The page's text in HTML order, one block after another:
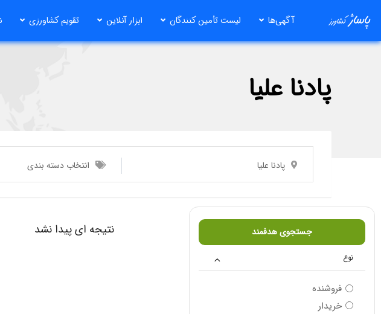
محتوا
آگهی‌ها لیست تأمین کنندگان ابزار آنلاین تقویم کشاورزی
پادنا علیا
پادنا علیا انتخاب دسته بندی
جستجوی هدفمند
نوع
فروشنده
خریدار
نتیجه ای پیدا نشد